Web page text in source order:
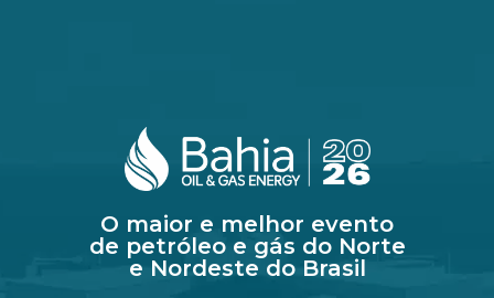
O maior e melhor evento
de petróleo e gás do Norte
e Nordeste do Brasil